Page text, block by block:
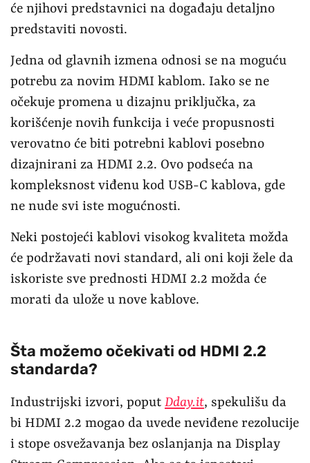
će njihovi predstavnici na događaju detaljno
predstaviti novosti.
Jedna od glavnih izmena odnosi se na moguću
potrebu za novim HDMI kablom. Iako se ne
očekuje promena u dizajnu priključka, za
korišćenje novih funkcija i veće propusnosti
verovatno će biti potrebni kablovi posebno
dizajnirani za HDMI 2.2. Ovo podseća na
kompleksnost viđenu kod USB-C kablova, gde
ne nude svi iste mogućnosti.
Neki postojeći kablovi visokog kvaliteta možda
će podržavati novi standard, ali oni koji žele da
iskoriste sve prednosti HDMI 2.2 možda će
morati da ulože u nove kablove.
Šta možemo očekivati od HDMI 2.2
standarda?
Industrijski izvori, poput Dday.it, spekulišu da
bi HDMI 2.2 mogao da uvede neviđene rezolucije
i stope osvežavanja bez oslanjanja na Display